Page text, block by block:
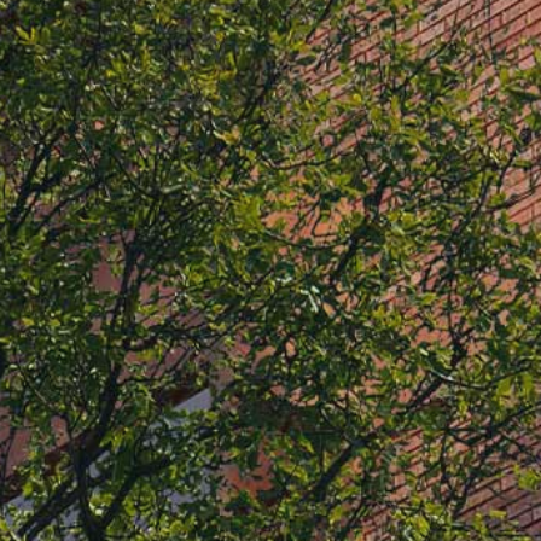
VORM Renovatie
VORM Transformatie en
Ontwikkeling
VORM Vastgoedonderhoud
VORM Conceptwoningen
VORM 6D Wonen
VOCON Engineering
VORM Sales & Finance
VORM New Business
Compliance
Onderwijs